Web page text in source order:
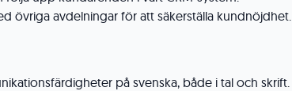
övriga avdelningar för att säkerställa kundnöjdhet.
på svenska, både i tal och skrift.